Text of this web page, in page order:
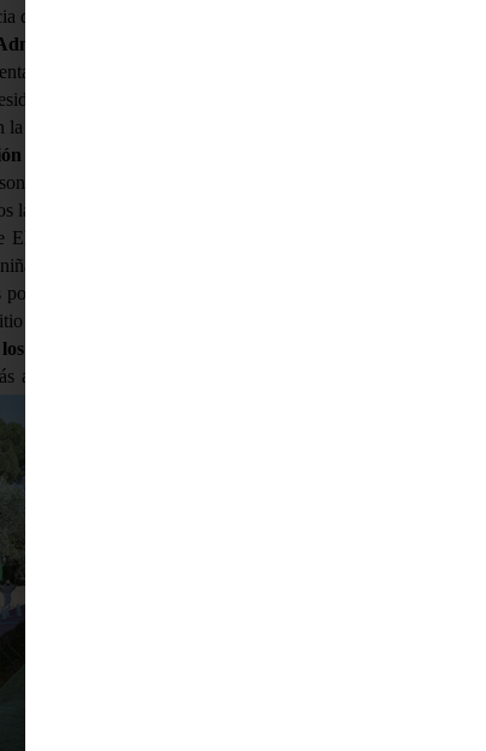
de Santa Magdalena, «cuyo extraordinario funcionamiento se
El alcalde, que cogió la bandera que soltó el anterior,
de La Colonia, y nosotros estamos en la lealtad de
ayuda a domicilio como en la residencia».
de Aproni con Fuente Palmera es total
y están en Fuente Palmera; y esto también lo avala la
la intención de quedarnos para siempre».
Tejar, señaló que está recién terminado, con todos sus
de esta comunidad puedan ser atendidos aquí y no
esta residencia nunca se va a ir de Fuente Palmera, la
para otro».
trabajadores y trabajadoras
allá, transmiten el cariño y la calidez a los mayores, y ahí